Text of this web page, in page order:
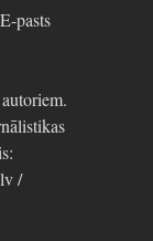
pasts
/